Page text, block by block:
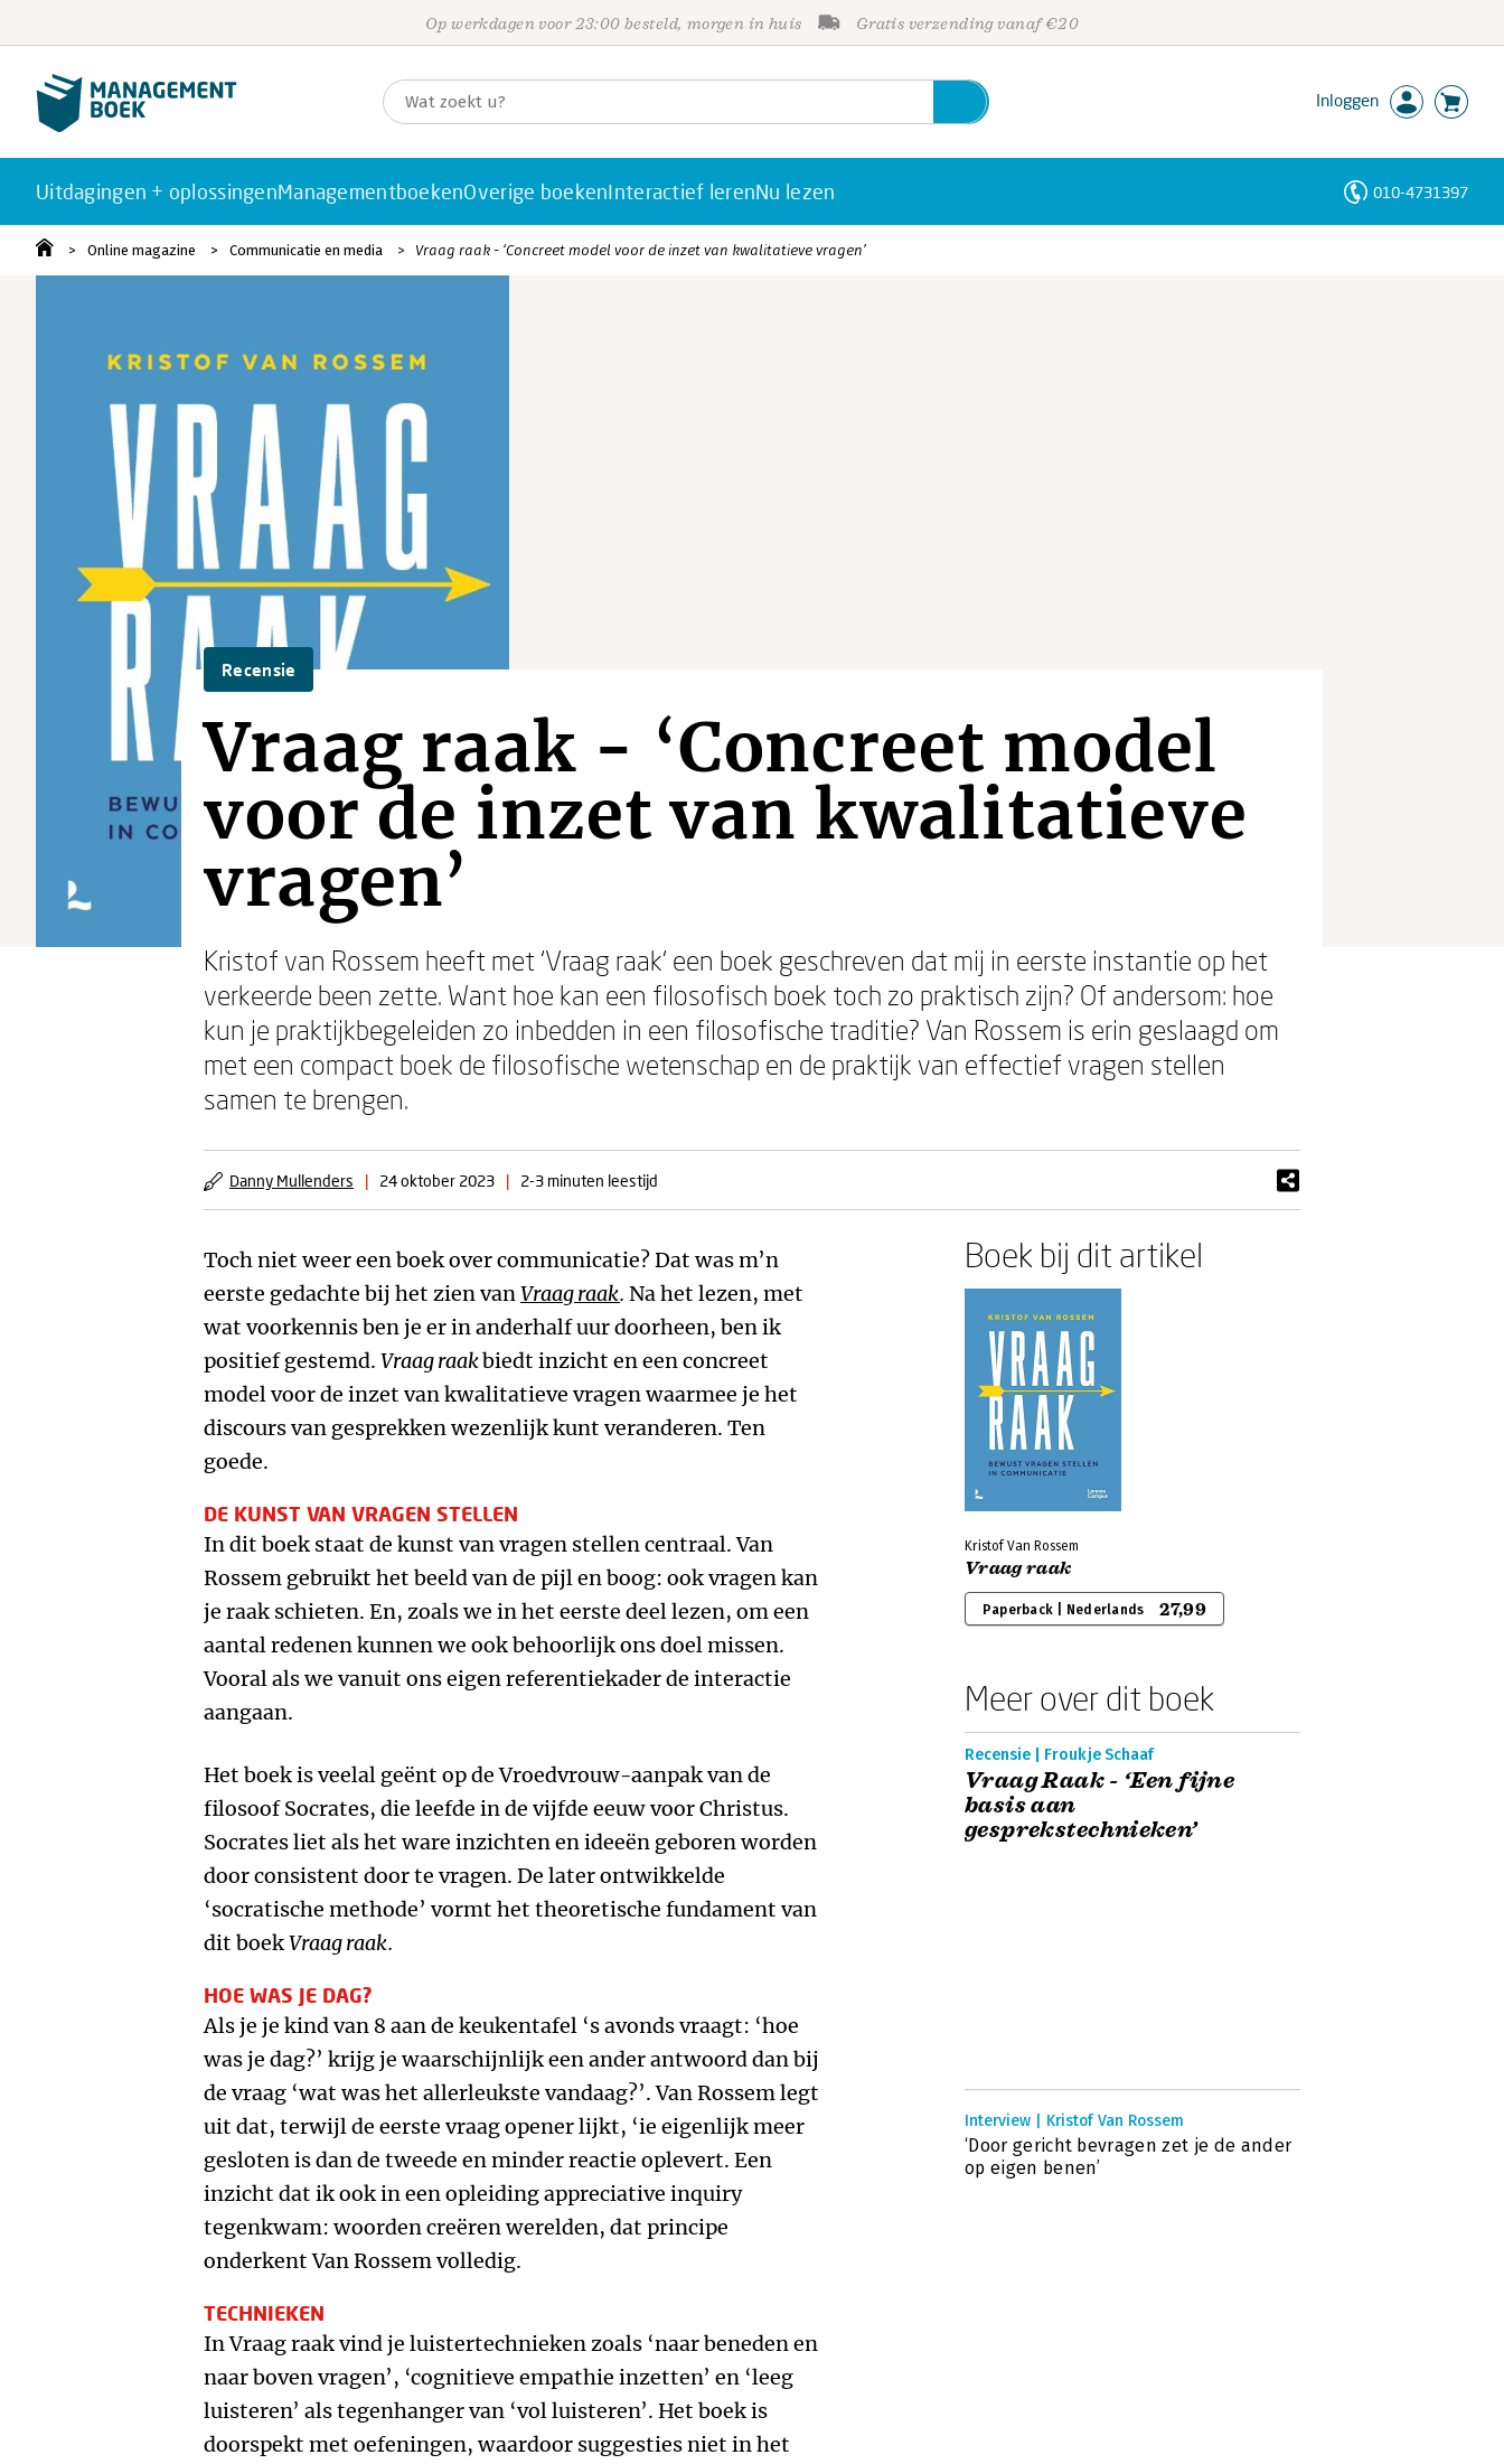
Op werkdagen voor 23:00 besteld, morgen in huis Gratis verzending vanaf €20
Inloggen
Uitdagingen + oplossingenManagementboekenOverige boekenInteractief lerenNu lezen 010-4731397
Online magazine Communicatie en media Vraag raak - ‘Concreet model voor de inzet van kwalitatieve vragen’
Recensie
Vraag raak - ‘Concreet model
voor de inzet van kwalitatieve
vragen’
Kristof van Rossem heeft met ‘Vraag raak’ een boek geschreven dat mij in eerste instantie op het
verkeerde been zette. Want hoe kan een filosofisch boek toch zo praktisch zijn? Of andersom: hoe
kun je praktijkbegeleiden zo inbedden in een filosofische traditie? Van Rossem is erin geslaagd om
met een compact boek de filosofische wetenschap en de praktijk van effectief vragen stellen
samen te brengen.
Danny Mullenders | 24 oktober 2023 | 2-3 minuten leestijd
Toch niet weer een boek over communicatie? Dat was m’n
eerste gedachte bij het zien vanVraag raak. Na het lezen, met
wat voorkennis ben je er in anderhalf uur doorheen, ben ik
positief gestemd. Vraag raakbiedt inzicht en een concreet
model voor de inzet van kwalitatieve vragen waarmee je het
discours van gesprekken wezenlijk kunt veranderen. Ten
goede.
DE KUNST VAN VRAGEN STELLEN
In dit boek staat de kunst van vragen stellen centraal. Van
Rossem gebruikt het beeld van de pijl en boog: ook vragen kan
je raak schieten. En, zoals we in het eerste deel lezen, om een
aantal redenen kunnen we ook behoorlijk ons doel missen.
Vooral als we vanuit ons eigen referentiekader de interactie
aangaan.
Het boek is veelal geënt op de Vroedvrouw-aanpak van de
filosoof Socrates, die leefde in de vijfde eeuw voor Christus.
Socrates liet als het ware inzichten en ideeën geboren worden
door consistent door te vragen. De later ontwikkelde
‘socratische methode’ vormt het theoretische fundament van
dit boekVraag raak.
HOE WAS JE DAG?
Als je je kind van 8 aan de keukentafel ‘s avonds vraagt: ‘hoe
was je dag?’ krijg je waarschijnlijk een ander antwoord dan bij
de vraag ‘wat was het allerleukste vandaag?’. Van Rossem legt
uit dat, terwijl de eerste vraag opener lijkt, ‘ie eigenlijk meer
gesloten is dan de tweede en minder reactie oplevert. Een
inzicht dat ik ook in een opleiding appreciative inquiry
tegenkwam: woorden creëren werelden, dat principe
onderkent Van Rossem volledig.
TECHNIEKEN
In Vraag raak vind je luistertechnieken zoals ‘naar beneden en
naar boven vragen’, ‘cognitieve empathie inzetten’ en ‘leeg
luisteren’ als tegenhanger van ‘vol luisteren’. Het boek is
doorspekt met oefeningen, waardoor suggesties niet in het
Boek bij dit artikel
Kristof Van Rossem
Vraag raak
Paperback | Nederlands 27,99
Meer over dit boek
Recensie | Froukje Schaaf
Vraag Raak - ‘Een fijne
basis aan
gesprekstechnieken’
Interview | Kristof Van Rossem
‘Door gericht bevragen zet je de ander
op eigen benen’
Personen